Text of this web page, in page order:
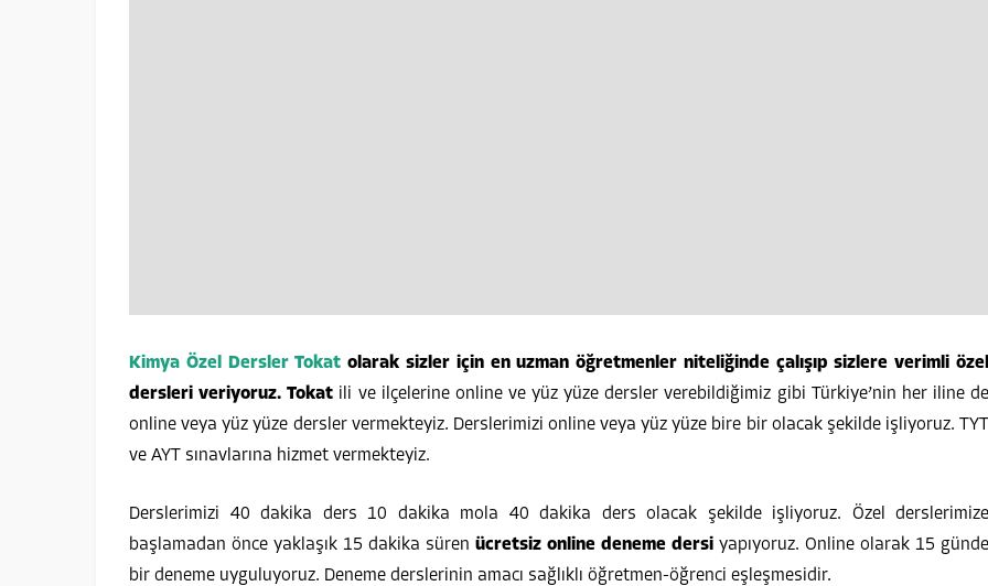
Kimya Özel Dersler Tokat olarak sizler için en uzman öğretmenler niteliğinde çalışıp sizlere verimli
dersleri veriyoruz. Tokat ili ve ilçelerine online ve yüz yüze dersler verebildiğimiz gibi Türkiye’nin her iline de
online veya yüz yüze dersler vermekteyiz. Derslerimizi online veya yüz yüze bire bir olacak şekilde işliyoruz. TYT
ve AYT sınavlarına hizmet vermekteyiz.
Derslerimizi 40 dakika ders 10 dakika mola 40 dakika ders olacak şekilde işliyoruz. Özel derslerimize
başlamadan önce yaklaşık 15 dakika süren ücretsiz online deneme dersi yapıyoruz. Online olarak 15 günde
bir deneme uyguluyoruz. Deneme derslerinin amacı sağlıklı öğretmen-öğrenci eşleşmesidir.